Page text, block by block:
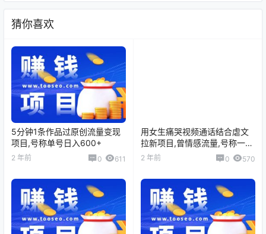
猜你喜欢
5分钟1条作品过原创流量变现
项目,号称单号日入600+
2 年前 0 611
用女生痛哭视频通话结合虐文
拉新项目,曾情感流量,号称一天
收入3300+
2 年前 0 570